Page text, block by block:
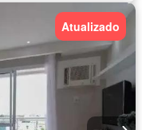
Atualizado